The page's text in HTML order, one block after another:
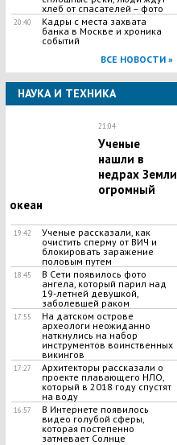
хлеб от спасателей – фото
20:40
Кадры с места захвата
банка в Москве и хроника
событий
ВСЕ НОВОСТИ »
НАУКА И ТЕХНИКА
21:04
Ученые
нашли в
недрах Земли
огромный
океан
19:42
Ученые рассказали, как
очистить сперму от ВИЧ и
блокировать заражение
половым путем
18:45
В Сети появилось фото
ангела, который парил над
19-летней девушкой,
заболевшей раком
17:55
На датском острове
археологи неожиданно
наткнулись на набор
инструментов воинственных
викингов
17:27
Архитекторы рассказали о
проекте плавающего НЛО,
который в 2018 году спустят
на воду
16:57
В Интернете появилось
видео голубой сферы,
которая постепенно
затмевает Солнце